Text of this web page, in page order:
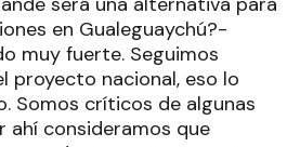
en Gualeguaychú?-
muy fuerte. Seguimos
proyecto nacional, eso lo
Somos críticos de algunas
ahí consideramos que